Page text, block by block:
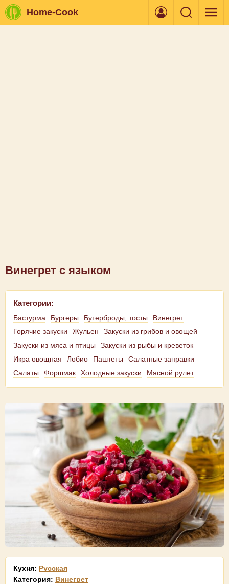
Home-Cook
Винегрет с языком
Категории:
Бастурма Бургеры Бутерброды, тосты
Винегрет
Горячие закуски
Жульен
Закуски из грибов и овощей
Закуски из мяса и птицы
Закуски из рыбы и креветок
Икра овощная
Лобио Паштеты
Салатные заправки
Салаты
Форшмак Холодные закуски Мясной рулет
Кухня: Русская
Категория: Винегрет